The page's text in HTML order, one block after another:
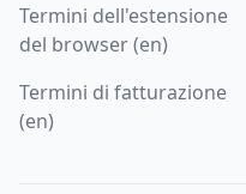
Termini dell'estensione
del browser (en)
Termini di fatturazione
(en)